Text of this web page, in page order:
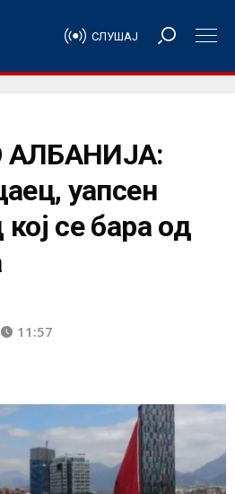
СЛУШАЈ
уапсен
се бара од
11:57